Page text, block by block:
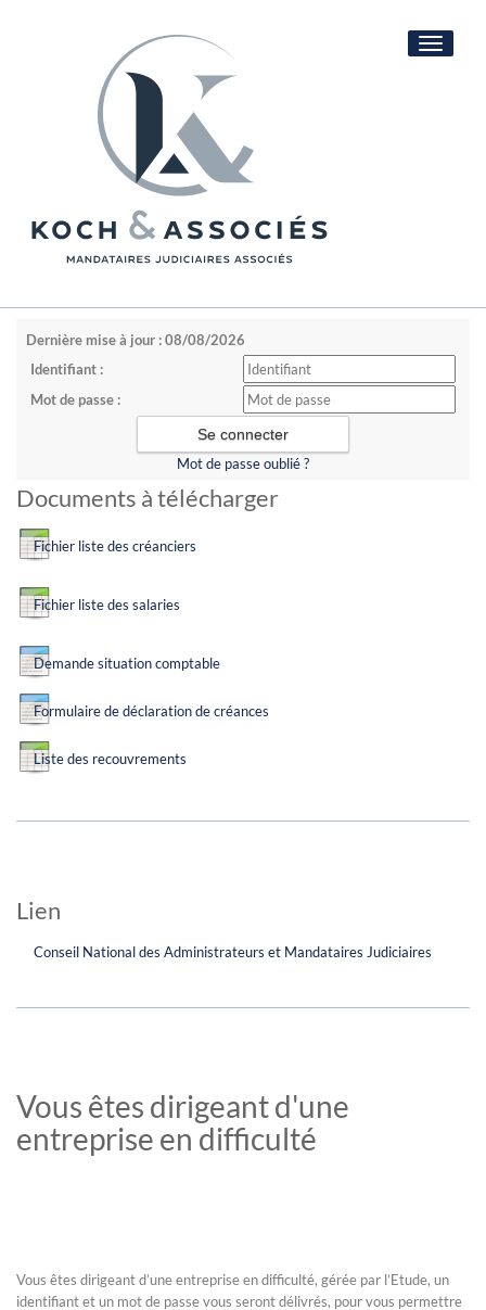
Toggle
Dernière mise à jour : 08/08/2026
Identifiant :
Mot de passe :
Mot de passe oublié ?
Documents à télécharger
Fichier liste des créanciers
Fichier liste des salaries
Demande situation comptable
Formulaire de déclaration de créances
Liste des recouvrements
Lien
Conseil National des Administrateurs et Mandataires Judiciaires
Vous êtes dirigeant d'une
entreprise en difficulté
Vous êtes dirigeant d’une entreprise en difficulté, gérée par l’Etude, un
identifiant et un mot de passe vous seront délivrés, pour vous permettre